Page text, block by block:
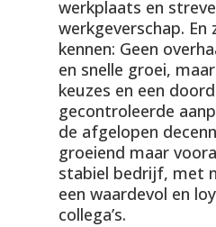
werkplaats en
werkgeverschap. En
kennen: Geen
en snelle groei,
keuzes en een
gecontroleerde
de afgelopen
groeiend maar
stabiel bedrijf, met
een waardevol en
collega’s.